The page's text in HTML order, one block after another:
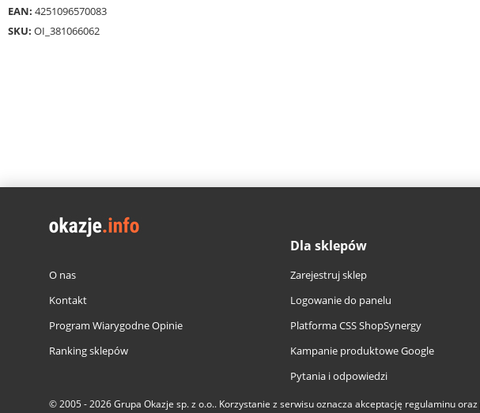
EAN: 4251096570083
SKU: OI_381066062
O nas
Kontakt
Program Wiarygodne Opinie
Ranking sklepów
Dla sklepów
Zarejestruj sklep
Logowanie do panelu
Platforma CSS ShopSynergy
Kampanie produktowe Google
Pytania i odpowiedzi
© 2005 - 2026Grupa Okazje sp. z o.o.. Korzystanie z serwisu oznacza akceptację regulaminuoraz